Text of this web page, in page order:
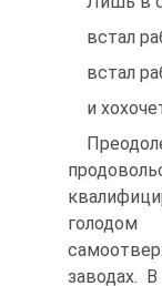
встал
встал
и
заводах.